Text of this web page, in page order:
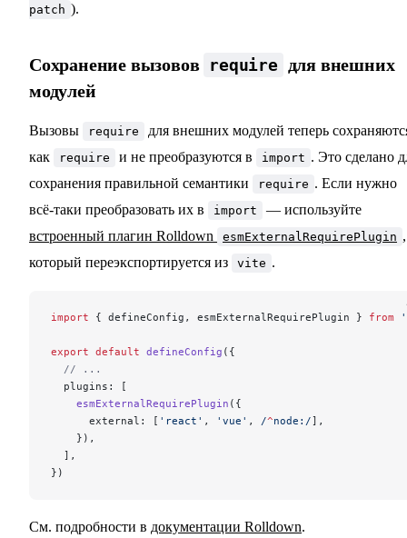
patch ).
Сохранение вызовов require
для внешних
модулей
Вызовы require
для внешних модулей теперь
как
require и не преобразуются в import . Это сделано
сохранения правильной семантики
require . Если нужно
всё-таки преобразовать их в
import
— используйте
встроенный плагин Rolldown
esmExternalRequirePlugin ,
который переэкспортируется из
vite .
import { defineConfig, esmExternalRequirePlugin } from
export default defineConfig ({
  // ...
  plugins: [
    esmExternalRequirePlugin
({
      external: [
'react' , 'vue' , /^node: /],
    }),
  ],
})
См. подробности в документации Rolldown.